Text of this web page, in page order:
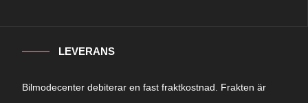
LEVERANS
Bilmodecenter debiterar en fast fraktkostnad. Frakten är